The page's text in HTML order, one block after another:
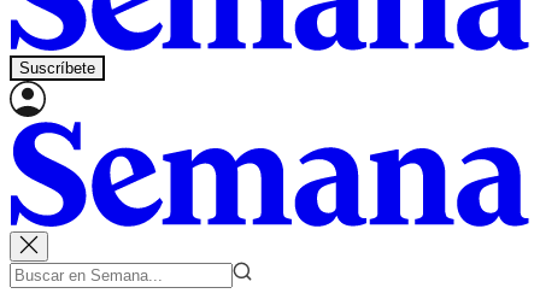
Suscríbete